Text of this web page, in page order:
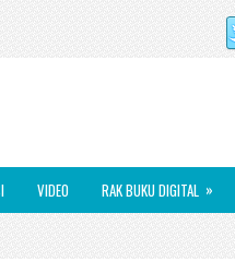
VIDEO RAK BUKU DIGITAL »